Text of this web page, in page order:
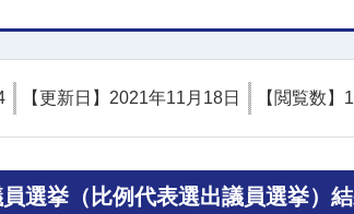
【更新日】 2021年11月18日 【閲覧数】
選挙（比例代表選出議員選挙）